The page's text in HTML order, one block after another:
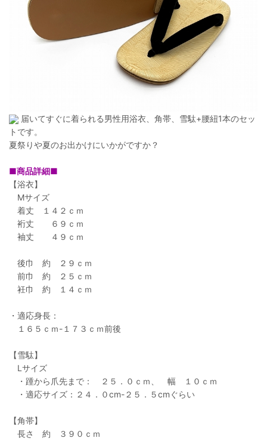
届いてすぐに着られる男性用浴衣、角帯、雪駄+腰紐1本のセッ
トです。
夏祭りや夏のお出かけにいかがですか？
■商品詳細■
【浴衣】
Mサイズ
着丈 １４２ｃｍ
裄丈 ６９ｃｍ
袖丈 ４９ｃｍ
後巾 約 ２９ｃｍ
前巾 約 ２５ｃｍ
衽巾 約 １４ｃｍ
・適応身長：
１６５ｃｍ-１７３ｃｍ前後
【雪駄】
Lサイズ
・踵から爪先まで： ２５．０ｃｍ、 幅 １０ｃｍ
・適応サイズ：２４．０cm-２５．５cmぐらい
【角帯】
長さ 約 ３９０ｃｍ